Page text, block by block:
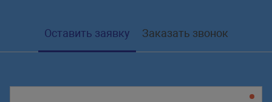
Оставить заявку Заказать звонок